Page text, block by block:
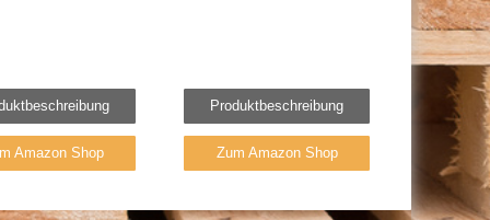
Amazon Shop
Produktbeschreibung
Zum Amazon Shop